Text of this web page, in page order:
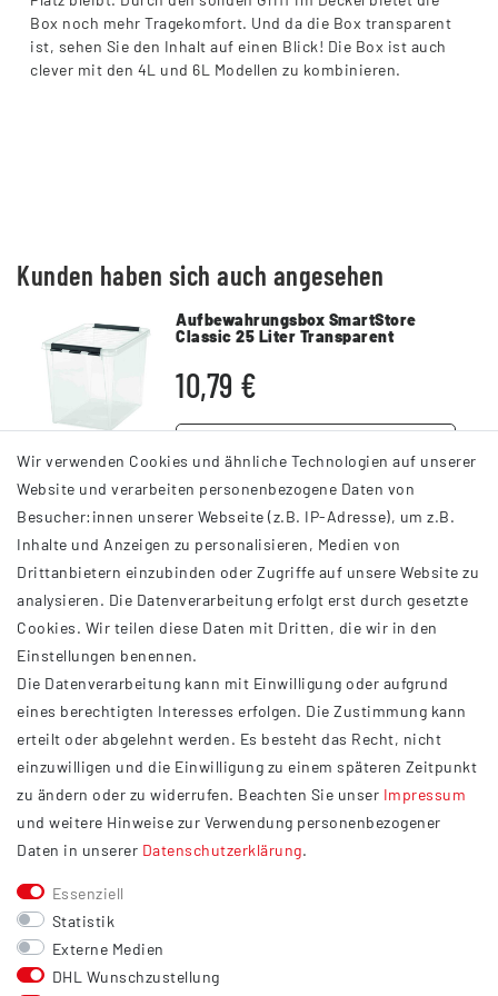
Box noch mehr Tragekomfort. Und da die Box transparent
ist, sehen Sie den Inhalt auf einen Blick! Die Box ist auch
clever mit den 4L und 6L Modellen zu kombinieren.
Kunden haben sich auch angesehen
Aufbewahrungsbox SmartStore
Classic 25 Liter Transparent
10,79 €
INFORMATIONEN
AGB
Impressum
Datenschutzerklärung
Widerrufsrecht
Barrierefreiheit
Service
Kontakt
Versand
Zahlung
Vertrag widerrufen
Wir verwenden Cookies und ähnliche Technologien auf unserer
Website und verarbeiten personenbezogene Daten von
Besucher:innen unserer Webseite (z.B. IP-Adresse), um z.B.
Inhalte und Anzeigen zu personalisieren, Medien von
Drittanbietern einzubinden oder Zugriffe auf unsere Website zu
analysieren. Die Datenverarbeitung erfolgt erst durch gesetzte
Cookies. Wir teilen diese Daten mit Dritten, die wir in den
Einstellungen benennen.
Die Datenverarbeitung kann mit Einwilligung oder aufgrund
eines berechtigten Interesses erfolgen. Die Zustimmung kann
erteilt oder abgelehnt werden. Es besteht das Recht, nicht
einzuwilligen und die Einwilligung zu einem späteren Zeitpunkt
zu ändern oder zu widerrufen. Beachten Sie unser Impressum
und weitere Hinweise zur Verwendung personenbezogener
Daten in unserer Daten­schutz­erklärung.
Essenziell
Statistik
Externe Medien
DHL Wunschzustellung